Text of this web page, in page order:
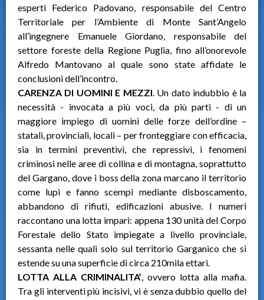
esperti Federico Padovano, responsabile del Centro
Territoriale per l’Ambiente di Monte Sant’Angelo
all’ingegnere Emanuele Giordano, responsabile del
settore foreste della Regione Puglia, fino all’onorevole
Alfredo Mantovano al quale sono state affidate le
conclusioni dell’incontro.
CARENZA DI UOMINI E MEZZI. Un dato indubbio è la
necessità - invocata a più voci, da più parti - di un
maggiore impiego di uomini delle forze dell’ordine –
statali, provinciali, locali – per fronteggiare con efficacia,
sia in termini preventivi, che repressivi, i fenomeni
criminosi nelle aree di collina e di montagna, soprattutto
del Gargano, dove i boss della zona marcano il territorio
come lupi e fanno scempi mediante disboscamento,
abbandono di rifiuti, edificazioni abusive. I numeri
raccontano una lotta impari: appena 130 unità del Corpo
Forestale dello Stato impiegate a livello provinciale,
sessanta nelle quali solo sul territorio Garganico che si
estende su una superficie di circa 210mila ettari.
LOTTA ALLA CRIMINALITA’, ovvero lotta alla mafia.
Tra gli interventi più incisivi, vi è senza dubbio quello del